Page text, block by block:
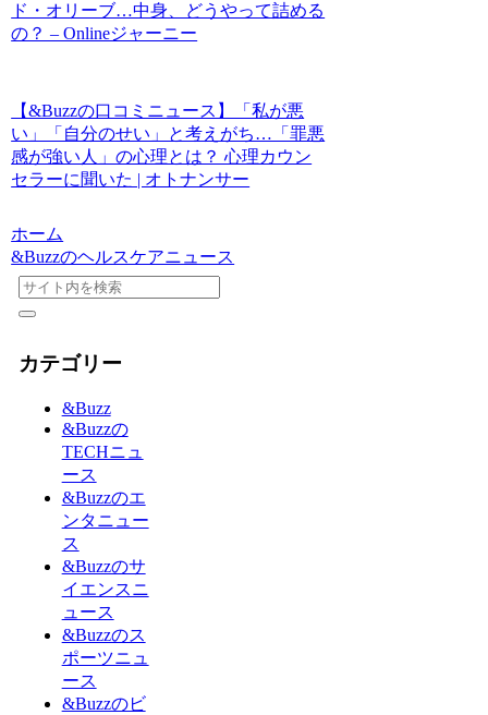
ド・オリーブ…中身、どうやって詰める
の？ – Onlineジャーニー
【&Buzzの口コミニュース】「私が悪
い」「自分のせい」と考えがち…「罪悪
感が強い人」の心理とは？ 心理カウン
セラーに聞いた | オトナンサー
ホーム
&Buzzのヘルスケアニュース
カテゴリー
&Buzz
&Buzzの
TECHニュ
ース
&Buzzのエ
ンタニュー
ス
&Buzzのサ
イエンスニ
ュース
&Buzzのス
ポーツニュ
ース
&Buzzのビ